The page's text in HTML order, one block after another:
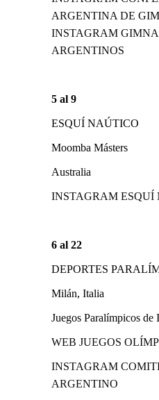
ARGENTINA DE
INSTAGRAM
ARGENTINOS
5 al 9
ESQUÍ NAÚTICO
Moomba Másters
Australia
INSTAGRAM ESQUÍ
6 al 22
DEPORTES
Milán, Italia
Juegos Paralímpicos de
WEB JUEGOS
INSTAGRAM
ARGENTINO